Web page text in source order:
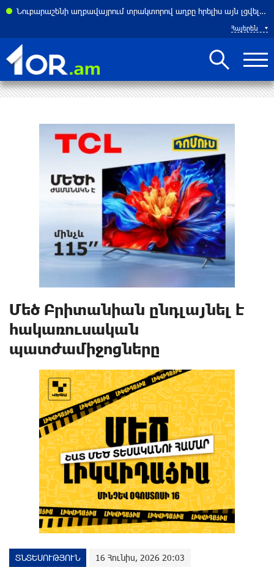
Նուբարաշենի աղբավայրում տրակտորով աղբը հրելիս այն լցվել է 29-ամյա աշխատակցի վրա. վերջինս մահացել է
Հայերեն
Մեծ Բրիտանիան ընդլայնել է
հակառուuական
պատժամիջnցները
ՏՆՏԵՍՈՒԹՅՈՒՆ 16 Հունիս, 2026 20:03